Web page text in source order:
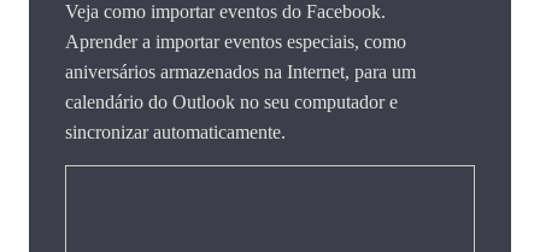
Veja como importar eventos do Facebook.
Aprender a importar eventos especiais, como
aniversários armazenados na Internet, para um
calendário do Outlook no seu computador e
sincronizar automaticamente.